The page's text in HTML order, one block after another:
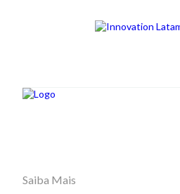
Saiba Mais